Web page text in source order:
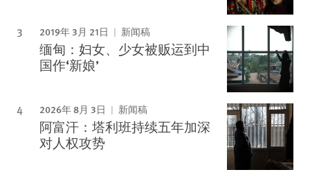
2019年 3月 21日 新闻稿
缅甸：妇女、少女被贩运到中
国作‘新娘’
2026年 8月 3日 新闻稿
阿富汗：塔利班持续五年加深
对人权攻势